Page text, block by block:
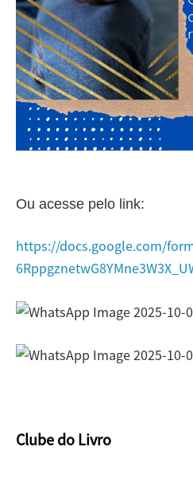
Ou acesse pelo link:
https://docs.google.com/
Clube do Livro